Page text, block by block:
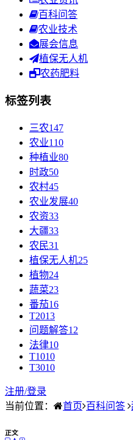
百科问答
农业技术
展会信息
植保无人机
农药肥料
标签列表
三农147
农业110
种植业80
时政50
农村45
农业发展40
农资33
大疆33
农民31
植保无人机25
植物24
蔬菜23
番茄16
T2013
问题解答12
法律10
T1010
T3010
注册/登录
当前位置：
首页 百科问答
正文